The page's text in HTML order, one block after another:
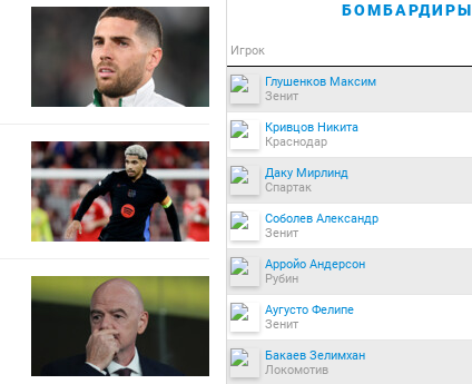
БОМБАРДИРЫ
Игрок
Глушенков Максим
Зенит
Кривцов Никита
Краснодар
Даку Мирлинд
Спартак
Соболев Александр
Зенит
Арройо Андерсон
Рубин
Аугусто Фелипе
Зенит
Бакаев Зелимхан
Локомотив